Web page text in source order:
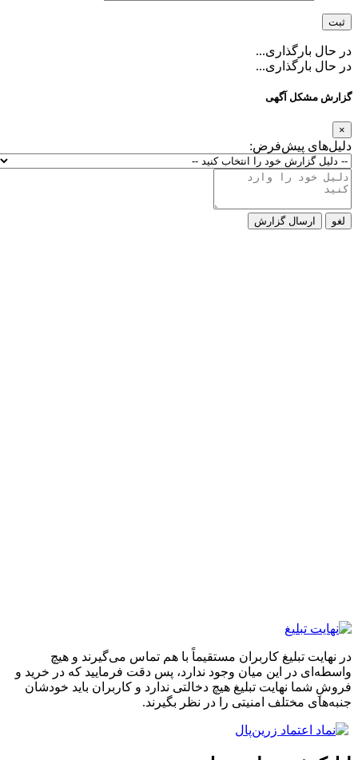
در حال بارگذاری...
در حال بارگذاری...
گزارش مشکل آگهی
×
دلیل‌های پیش‌فرض:
لغو ارسال گزارش
در نهایت تبلیغ کاربران مستقیماً با هم تماس می‌گیرند و هیچ
واسطه‌ای در این میان وجود ندارد، پس دقت فرمایید که در خرید و
فروشِ شما نهایت تبلیغ هیچ دخالتی ندارد و کاربران باید خودشان
جنبه‌های مختلف امنیتی را در نظر بگیرند.